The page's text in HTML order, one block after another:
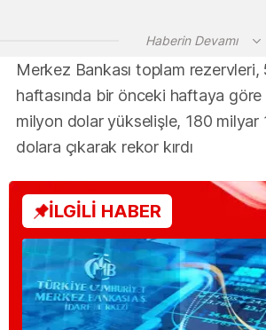
Haberin Devamı
Merkez Bankası toplam rezervleri,
haftasında bir önceki haftaya
milyon dolar yükselişle, 180 milyar
dolara çıkarak rekor kırdı
İLGİLİ HABER